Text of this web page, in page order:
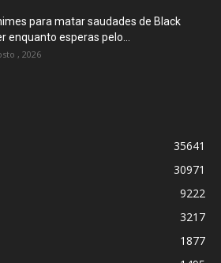
para matar saudades de Black
enquanto esperas pelo...
, 2026
35641
30971
9222
3217
1877